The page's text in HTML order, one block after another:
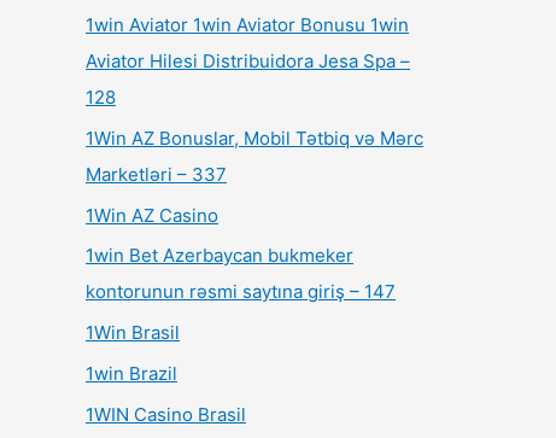
1win Aviator 1win Aviator Bonusu 1win
Aviator Hilesi Distribuidora Jesa Spa –
128
1Win AZ Bonuslar, Mobil Tətbiq və Mərc
Marketləri – 337
1Win AZ Casino
1win Bet Azerbaycan bukmeker
kontorunun rəsmi saytına giriş – 147
1Win Brasil
1win Brazil
1WIN Casino Brasil